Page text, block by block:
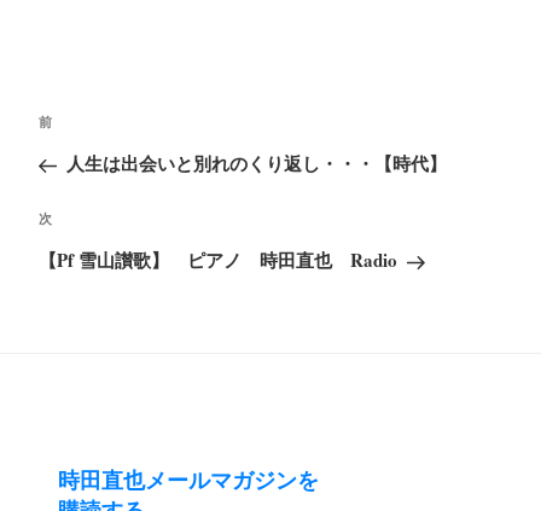
投
ナ
ビ
ゲ
ー
前
の
稿
前
人生は出会いと別れのくり返し・・・【時代】
次
の
次
【Pf 雪山讃歌】 ピアノ 時田直也 Radio
時田直也メールマガジンを